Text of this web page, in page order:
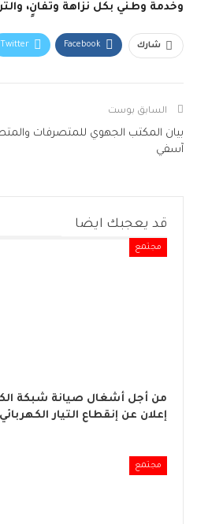
وخدمة وطني بكل نزاهة وتفانٍ،
شارك Facebook
Twitter
السابق بوست
بيان المكتب الجهوي للمتصرفات
آسفي
قد يعجبك ايضا
مجتمع
من أجل أشغال صيانة شبكة
إعلان عن إنقطاع التيار الكهربائي
مجتمع